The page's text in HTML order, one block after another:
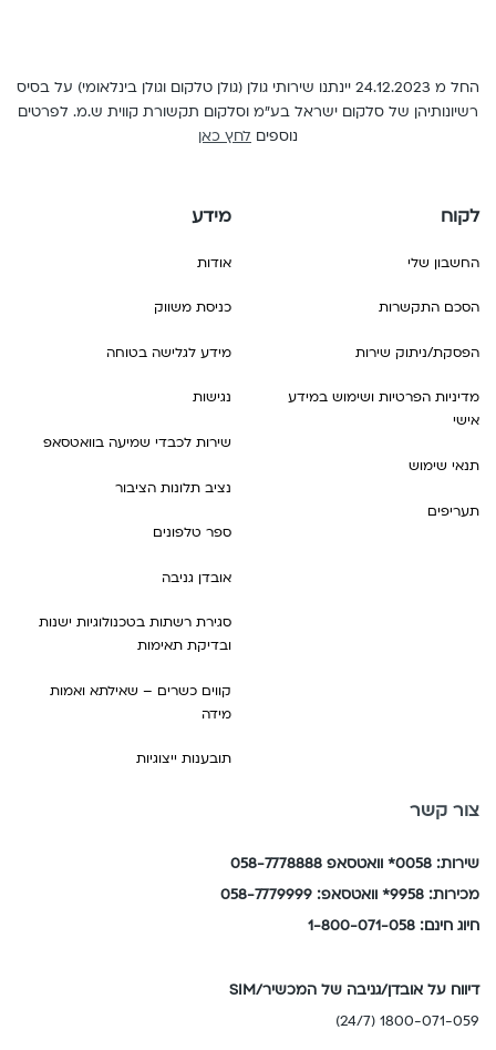
החל מ 24.12.2023 יינתנו שירותי גולן (גולן טלקום וגולן בינלאומי) על בסיס
רשיונותיהן של סלקום ישראל בע"מ וסלקום תקשורת קווית ש.מ. לפרטים
נוספים לחץ כאן
לקוח
החשבון שלי
הסכם התקשרות
הפסקת/ניתוק שירות
מדיניות הפרטיות ושימוש במידע
אישי
תנאי שימוש
תעריפים
מידע
אודות
כניסת משווק
מידע לגלישה בטוחה
נגישות
שירות לכבדי שמיעה בוואטסאפ
נציב תלונות הציבור
ספר טלפונים
אובדן גניבה
סגירת רשתות בטכנולוגיות ישנות
ובדיקת תאימות
קווים כשרים – שאילתא ואמות
מידה
תובענות ייצוגיות
צור קשר
שירות: 0058* וואטסאפ 058-7778888
מכירות: 9958* וואטסאפ: 058-7779999
חיוג חינם: 1-800-071-058
דיווח על אובדן/גניבה של המכשיר/SIM
1800-071-059 (24/7)